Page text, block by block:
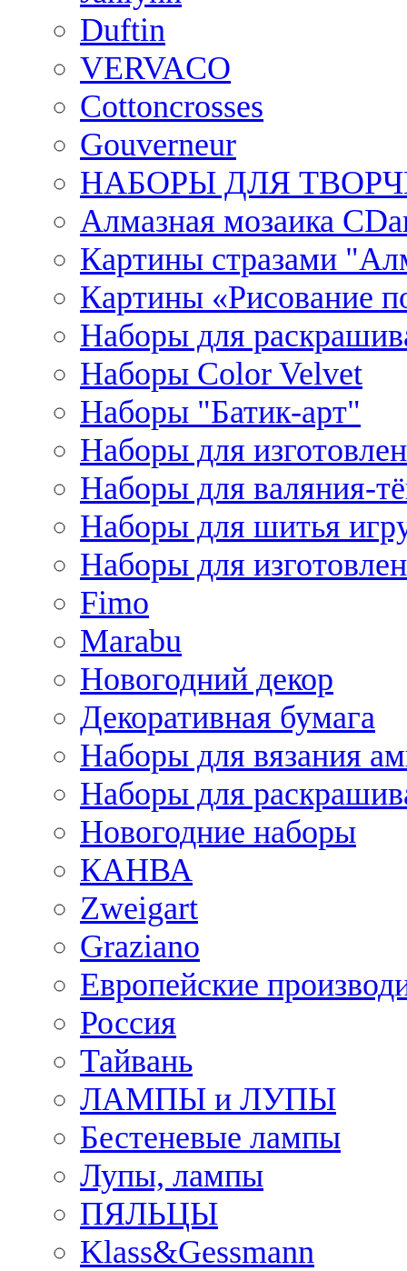
Duftin
VERVACO
Cottoncrosses
Gouverneur
НАБОРЫ ДЛЯ
Алмазная мозаика
Картины стразами
Картины «Рисование
Наборы для
Наборы Сolor Velvet
Наборы "Батик-арт"
Наборы для
Наборы для валяния-
Наборы для шитья
Наборы для
Fimo
Marabu
Новогодний декор
Декоративная бумага
Наборы для вязания
Наборы для
Новогодние наборы
КАНВА
Zweigart
Graziano
Европейские
Россия
Тайвань
ЛАМПЫ и ЛУПЫ
Бестеневые лампы
Лупы, лампы
ПЯЛЬЦЫ
Klass&Gessmann